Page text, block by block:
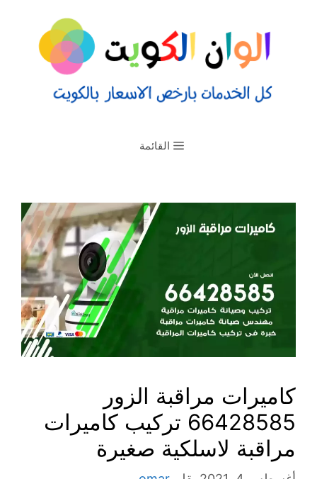
القائمة
كاميرات مراقبة الزور
66428585 تركيب كاميرات
مراقبة لاسلكية صغيرة